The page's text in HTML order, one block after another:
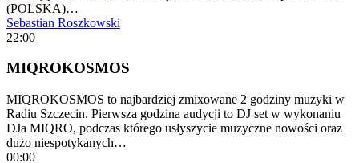
(POLSKA)…
Sebastian Roszkowski
22:00
MIQROKOSMOS
MIQROKOSMOS to najbardziej zmixowane 2 godziny muzyki w
Radiu Szczecin. Pierwsza godzina audycji to DJ set w wykonaniu
DJa MIQRO, podczas którego usłyszycie muzyczne nowości oraz
dużo niespotykanych…
00:00